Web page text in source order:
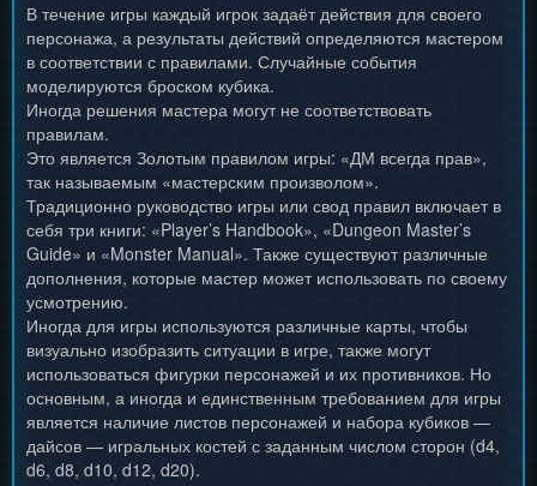
В течение игры каждый игрок задаёт действия для своего
персонажа, а результаты действий определяются мастером
в соответствии с правилами. Случайные события
моделируются броском кубика.
Иногда решения мастера могут не соответствовать
правилам.
Это является Золотым правилом игры: «ДМ всегда прав»,
так называемым «мастерским произволом».
Традиционно руководство игры или свод правил включает в
себя три книги: «Player’s Handbook», «Dungeon Master’s
Guide» и «Monster Manual». Также существуют различные
дополнения, которые мастер может использовать по своему
усмотрению.
Иногда для игры используются различные карты, чтобы
визуально изобразить ситуации в игре, также могут
использоваться фигурки персонажей и их противников. Но
основным, а иногда и единственным требованием для игры
является наличие листов персонажей и набора кубиков —
дайсов — игральных костей с заданным числом сторон (d4,
d6, d8, d10, d12, d20).